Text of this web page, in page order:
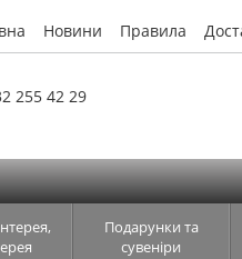
Новини Правила
255 42 29
Подарунки та
сувеніри